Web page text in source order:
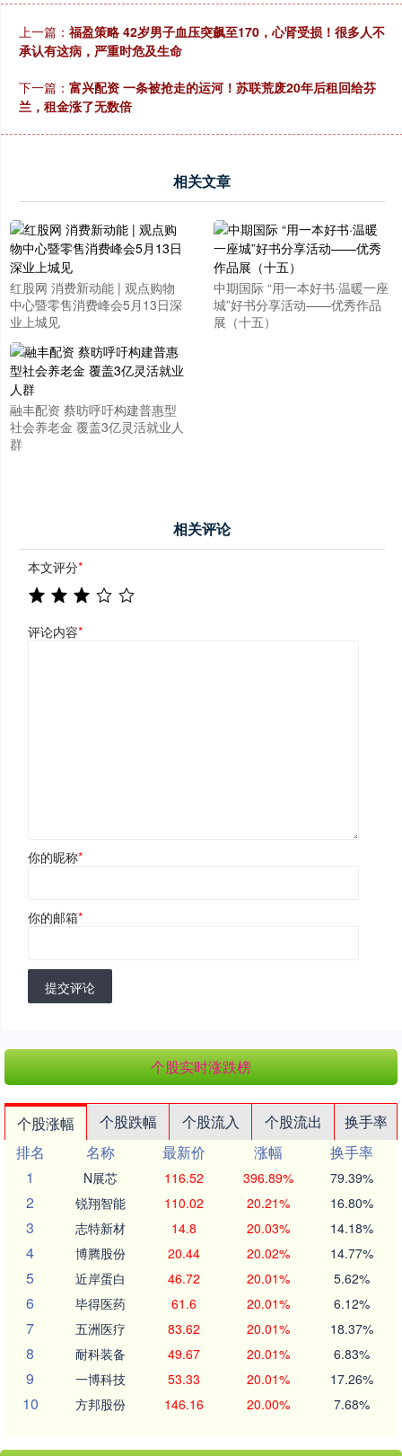
上一篇： 福盈策略 42岁男子血压突飙至170，心肾受损！很多人不
承认有这病，严重时危及生命
下一篇： 富兴配资 一条被抢走的运河！苏联荒废20年后租回给芬
兰，租金涨了无数倍
相关文章
红股网 消费新动能 | 观点购物
中心暨零售消费峰会5月13日深
业上城见
中期国际 “用一本好书·温暖一座
城”好书分享活动——优秀作品
展（十五）
融丰配资 蔡昉呼吁构建普惠型
社会养老金 覆盖3亿灵活就业人
群
相关评论
本文评分*
评论内容*
你的昵称*
你的邮箱*
提交评论
个股实时涨跌榜
个股涨幅 个股跌幅 个股流入 个股流出
换手率
排名
名称 最新价 涨幅
换手率
1
N展芯 116.52 396.89% 79.39%
2 锐翔智能 110.02 20.21% 16.80%
3 志特新材 14.8 20.03% 14.18%
4 博腾股份 20.44 20.02% 14.77%
5 近岸蛋白 46.72 20.01% 5.62%
6 毕得医药 61.6 20.01% 6.12%
7 五洲医疗 83.62 20.01% 18.37%
8 耐科装备 49.67 20.01% 6.83%
9 一博科技 53.33 20.01% 17.26%
10 方邦股份 146.16 20.00% 7.68%